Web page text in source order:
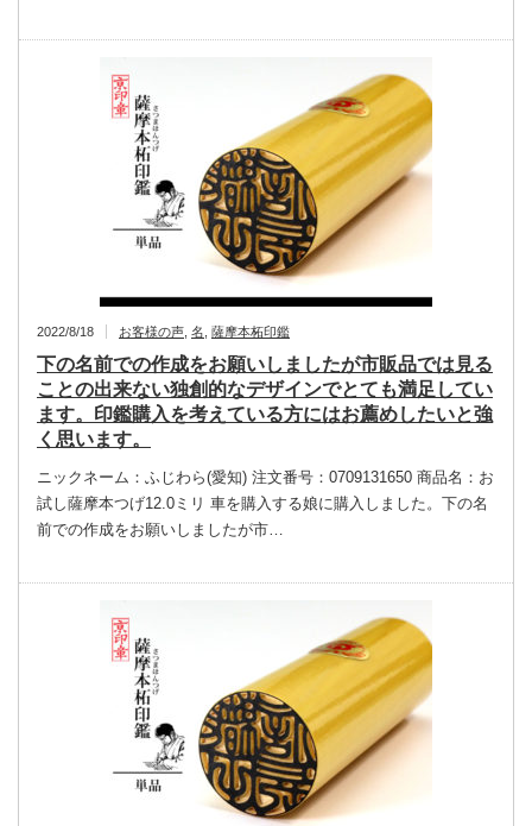
2022/8/18 お客様の声 名 薩摩本柘印鑑
下の名前での作成をお願いしましたが市販品では見る
ことの出来ない独創的なデザインでとても満足してい
ます。印鑑購入を考えている方にはお薦めしたいと強
く思います。
ニックネーム：ふじわら(愛知) 注文番号：0709131650 商品名：お
試し薩摩本つげ12.0ミリ 車を購入する娘に購入しました。下の名
前での作成をお願いしましたが市…